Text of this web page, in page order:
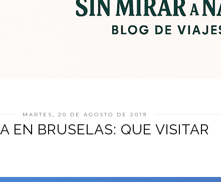
MARTES, 20 DE AGOSTO DE 2019
EN BRUSELAS: QUE VISITAR